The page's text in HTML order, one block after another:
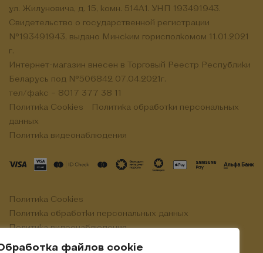
ул. Жилуновича, д. 15, комн. 514А1. УНП 193491943.
Свидетельство о государственной регистрации
№193491943, выдано Минским горисполкомом 11.01.2021
г.
Интернет-магазин внесен в Торговый Реестр Республики
Беларусь под №506842 07.04.2021г.
тел/факс – 8017 377 38 11
Политика Cookies
Политика обработки персональных
данных
Политика видеонаблюдения
Политика Cookies
Политика обработки персональных данных
Политика видеонаблюдения
файлов cookie